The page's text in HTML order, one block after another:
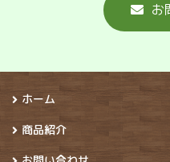
お
ホーム
商品紹介